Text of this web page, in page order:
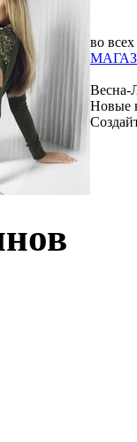
во всех
Весна-
Новые